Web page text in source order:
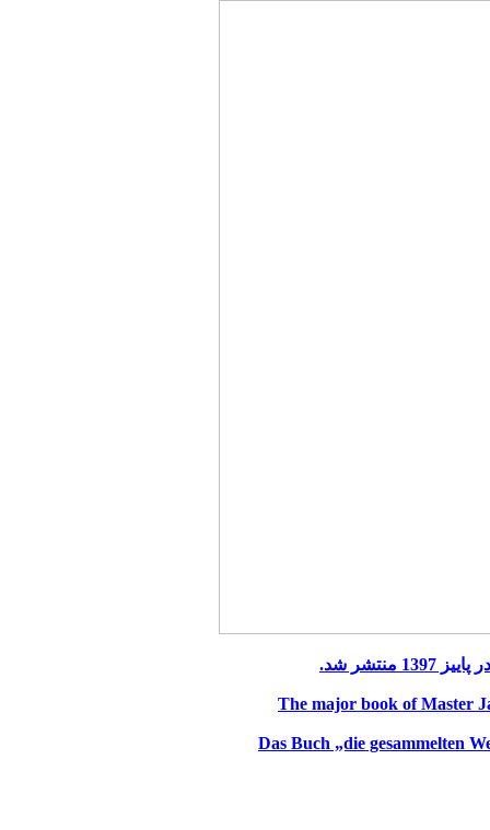
شد.
The major book of Master
Das Buch „die gesammelten